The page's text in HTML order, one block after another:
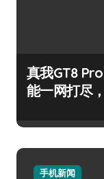
真我GT8
能一网打尽
手机新闻